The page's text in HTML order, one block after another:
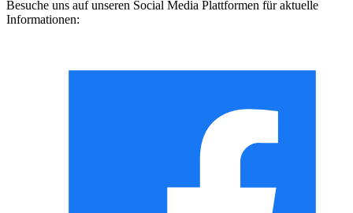
Besuche uns auf unseren Social Media Plattformen für aktuelle
Informationen: